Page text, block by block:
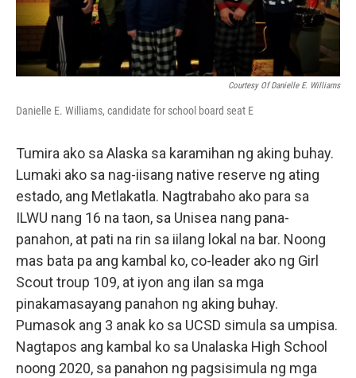
Courtesy Of Danielle E. Williams
Danielle E. Williams, candidate for school board seat E
Tumira ako sa Alaska sa karamihan ng aking buhay.
Lumaki ako sa nag-iisang native reserve ng ating
estado, ang Metlakatla. Nagtrabaho ako para sa
ILWU nang 16 na taon, sa Unisea nang pana-
panahon, at pati na rin sa iilang lokal na bar. Noong
mas bata pa ang kambal ko, co-leader ako ng Girl
Scout troup 109, at iyon ang ilan sa mga
pinakamasayang panahon ng aking buhay.
Pumasok ang 3 anak ko sa UCSD simula sa umpisa.
Nagtapos ang kambal ko sa Unalaska High School
noong 2020, sa panahon ng pagsisimula ng mga